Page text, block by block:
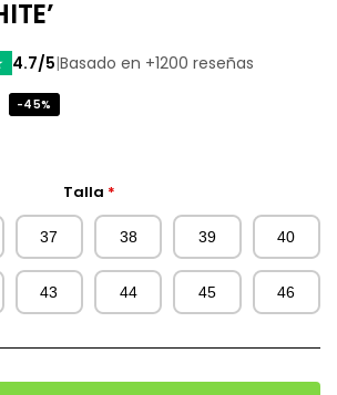
4.7/5|Basado en +1200 reseñas
-45%
Talla *
37 38 39 40
43 44 45 46